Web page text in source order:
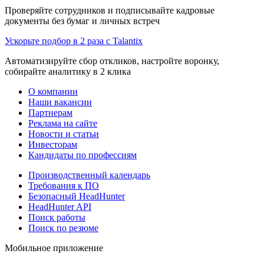
Проверяйте сотрудников и подписывайте кадровые
документы без бумаг и личных встреч
Ускорьте подбор в 2 раза с Talantix
Автоматизируйте сбор откликов, настройте воронку,
собирайте аналитику в 2 клика
О компании
Наши вакансии
Партнерам
Реклама на сайте
Новости и статьи
Инвесторам
Кандидаты по профессиям
Производственный календарь
Требования к ПО
Безопасный HeadHunter
HeadHunter API
Поиск работы
Поиск по резюме
Мобильное приложение